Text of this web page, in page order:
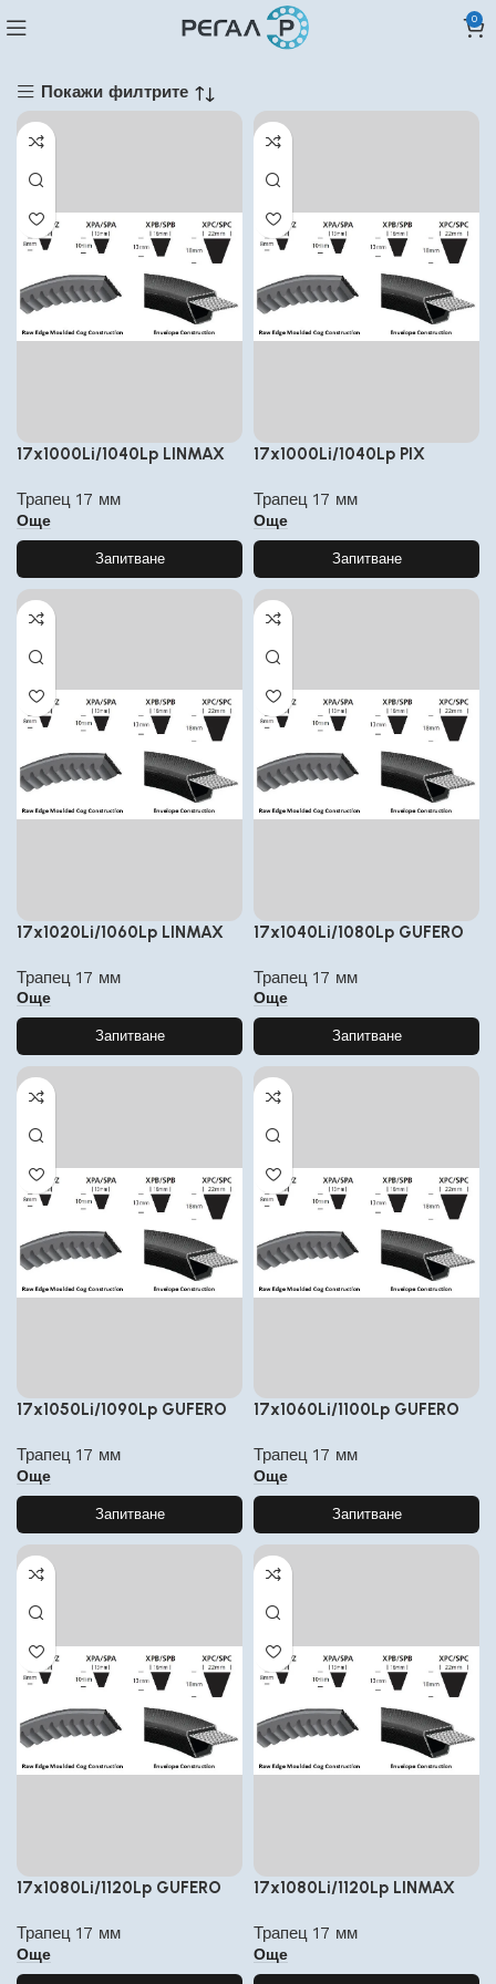
0
Покажи филтрите
17x1000Li/1040Lp LINMAX
Трапец 17 мм
Още
Запитване
17x1000Li/1040Lp PIX
Трапец 17 мм
Още
Запитване
17x1020Li/1060Lp LINMAX
Трапец 17 мм
Още
Запитване
17x1040Li/1080Lp GUFERO
Трапец 17 мм
Още
Запитване
17x1050Li/1090Lp GUFERO
Трапец 17 мм
Още
Запитване
17x1060Li/1100Lp GUFERO
Трапец 17 мм
Още
Запитване
17x1080Li/1120Lp GUFERO
Трапец 17 мм
Още
17x1080Li/1120Lp LINMAX
Трапец 17 мм
Още